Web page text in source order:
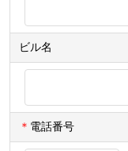
ビル名
＊ 電話番号